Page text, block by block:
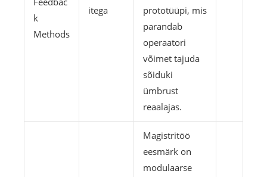
k
Methods
itega
prototüüpi, mis
parandab
operaatori
võimet tajuda
sõiduki
ümbrust
reaalajas.
Magistritöö
eesmärk on
modulaarse